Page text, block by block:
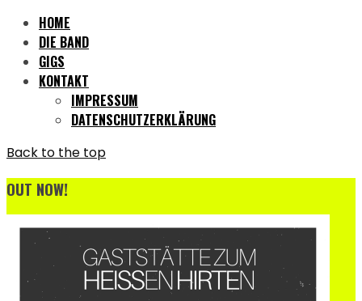
HOME
DIE BAND
GIGS
KONTAKT
IMPRESSUM
DATENSCHUTZERKLÄRUNG
Back to the top
OUT NOW!